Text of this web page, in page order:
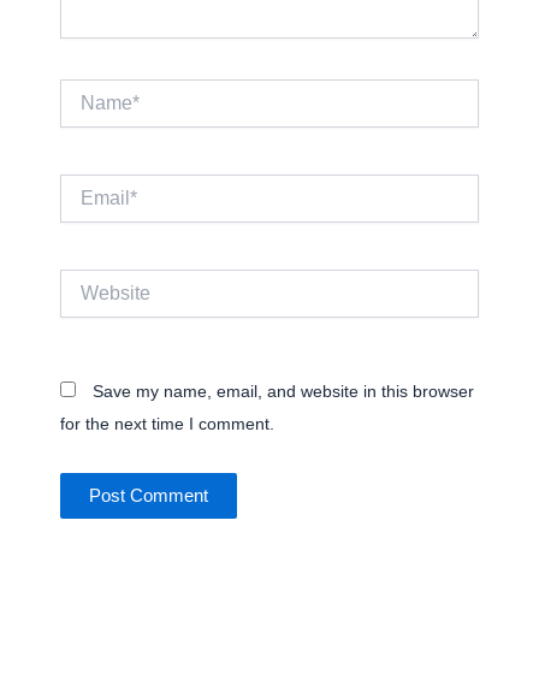
Name*
Save my name, email, and website in this browser
for the next time I comment.